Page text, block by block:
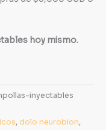
hoy mismo.
inyectables
, dolo neurobion,